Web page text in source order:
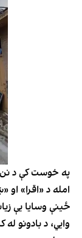
په خوست کې د نن
امله د «اقرا» او
ځینې وسایا یې
وایي، د بادونو